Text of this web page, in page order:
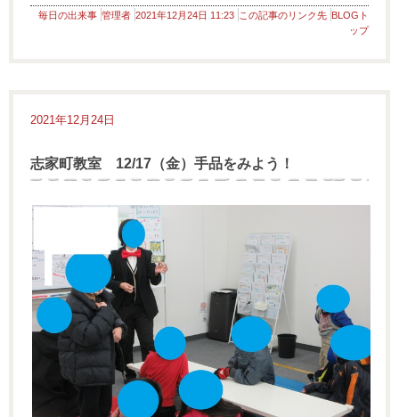
毎日の出来事 管理者 2021年12月24日 11:23 この記事のリンク先 BLOGト
ップ
2021年12月24日
志家町教室 12/17（金）手品をみよう！